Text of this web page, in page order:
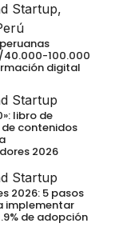
Startup,
40.000-100.000
digital
Startup
libro de
contenidos
2026
Startup
2026: 5 pasos
implementar
de adopción